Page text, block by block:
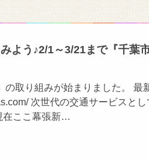
よう♪2/1～3/21まで『千葉
の取り組みが始まりました。 最
次世代の交通サービスと
在ここ幕張新…